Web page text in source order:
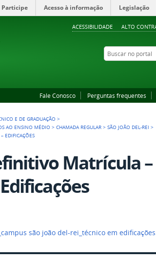
ACESSIBILIDADE ALTO
Participe Acesso à informação Legislação
Buscar no portal
Fale Conosco Perguntas frequentes
E DE GRADUAÇÃO >
AO ENSINO MÉDIO >CHAMADA REGULAR >SÃO JOÃO DEL-REI >
EDIFICAÇÕES
Matrícula –
são joão del-rei_técnico em